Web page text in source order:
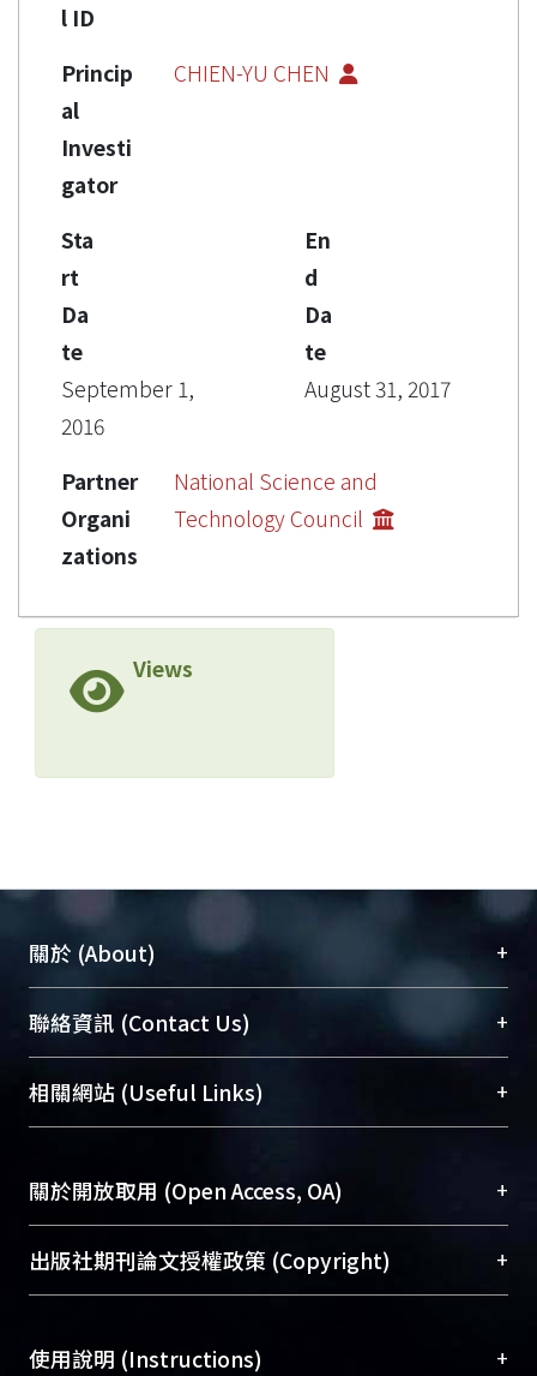
l ID
Princip
al
Investi
gator
CHIEN-YU CHEN
Sta
rt
Da
te
September 1,
2016
En
d
Da
te
August 31, 2017
Partner
Organi
zations
National Science and
Technology Council
Views
關於 (About) +
臺大位居世界頂尖大學之列，為永久珍藏及向國際
展現本校豐碩的研究成果及學術能量，圖書館整合
機構典藏（NTUR）與學術庫（AH）不同功能平
台，成為臺大學術典藏NTU scholars。期能整合研
成果。
To permanently archive and promote researcher
profiles and scholarly works, Library integrates the
services of “NTU Repository” with “Academic
聯絡資訊 (Contact Us) +
總館學科館員(Main Library)
醫學圖書館學科館員(Medical Library)
Sciences Library)
相關網站 (Useful Links) +
關於開放取用 (Open Access, OA) +
開放取用是從使用者角度提升資訊取用性的社會運
動，應用在學術研究上是透過將研究著作公開供使
用逐年攀升。同時可加速研究發展、提升研究影響
出版社期刊論文授權政策 (Copyright) +
含部分內容的版權非匯入者所有，或由第三方贊
使用說明 (Instructions) +